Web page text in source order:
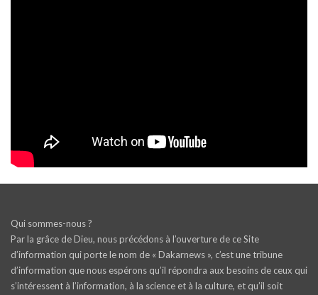
Qui sommes-nous ?
Par la grâce de Dieu, nous précédons à l’ouverture de ce Site
d’information qui porte le nom de « Dakarnews », c’est une tribune
d’information que nous espérons qu’il répondra aux besoins de ceux qui
s’intéressent à l’information, à la science et à la culture, et qu’il soit